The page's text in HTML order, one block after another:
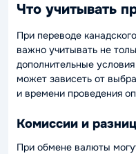
Что учитывать
При переводе
важно учитывать не
дополнительные
может зависеть от
и времени проведения
Комиссии и
При обмене валюты